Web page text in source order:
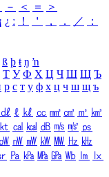
－ ＜ ＝
＞
¡ ¿ ː ！ ＇ ， ． ／
：
ß þ ŧ ŋ ŉ
Т У Ф Х Ц Ч Ш Щ Ъ
р с т у ф х ц ч ш щ ъ
㎗ ℓ ㎘ ㏄ ㎣ ㎤ ㎥ ㎦
㏏ ㎈ ㎉ ㏈ ㎧ ㎨ ㎰
㎺ ㎻ ㎽ ㎾ ㎿ ㎐ ㎑
㎩ ㎪ ㎫ ㎬ ㏝ ㏐
㏓